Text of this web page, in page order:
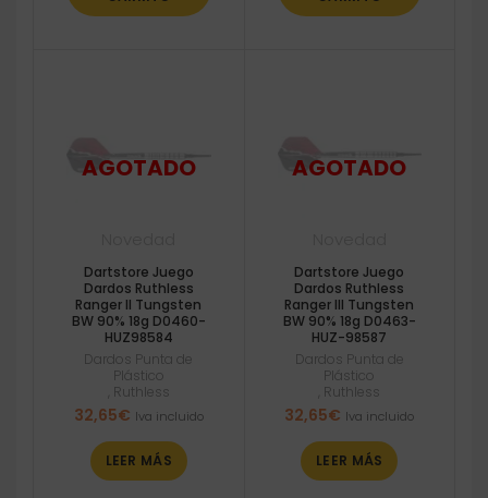
Dartstore Juego
Dardos Ruthless
Ranger II Tungsten
BW 90% 18g D0460-
HUZ98584
Dardos Punta de
Plástico
Ruthless
32,65€ Iva incluido
LEER MÁS
Dartstore Juego
Dardos Ruthless
Ranger III Tungsten
BW 90% 18g D0463-
HUZ-98587
Dardos Punta de
Plástico
Ruthless
32,65€ Iva incluido
LEER MÁS